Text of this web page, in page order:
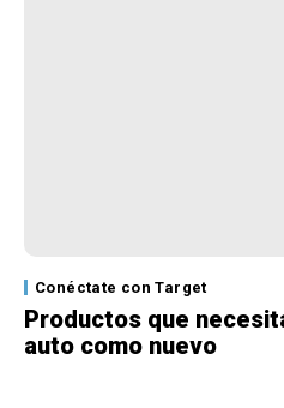
Conéctate con Target
Productos que
auto como nuevo